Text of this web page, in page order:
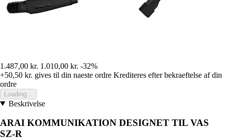
1.487,00 kr. 1.010,00 kr. -32%
+50,50 kr. gives til din naeste ordre Krediteres efter bekraeftelse af din
ordre
Loading...
Beskrivelse
ARAI KOMMUNIKATION DESIGNET TIL VAS
SZ-R